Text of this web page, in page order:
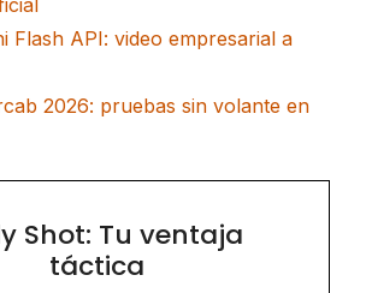
Flash API: video empresarial a
2026: pruebas sin volante en
Shot: Tu ventaja
táctica